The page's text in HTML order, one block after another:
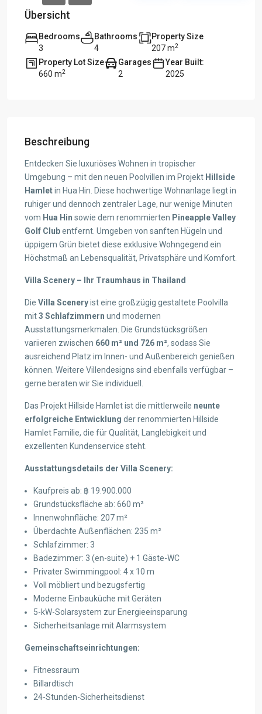
Übersicht
Bedrooms
3
Bathrooms
4
Property Size
207 m2
Property Lot Size
660 m2
Garages
2
Year Built:
2025
Beschreibung
Entdecken Sie luxuriöses Wohnen in tropischer
Umgebung – mit den neuen Poolvillen im Projekt Hillside
Hamletin Hua Hin. Diese hochwertige Wohnanlage liegt in
ruhiger und dennoch zentraler Lage, nur wenige Minuten
vom Hua Hin sowie dem renommierten Pineapple Valley
Golf Clubentfernt. Umgeben von sanften Hügeln und
üppigem Grün bietet diese exklusive Wohngegend ein
Höchstmaß an Lebensqualität, Privatsphäre und Komfort.
Villa Scenery – Ihr Traumhaus in Thailand
Die Villa Sceneryist eine großzügig gestaltete Poolvilla
mit3 Schlafzimmern und modernen
Ausstattungsmerkmalen. Die Grundstücksgrößen
variieren zwischen 660 m² und 726 m², sodass Sie
ausreichend Platz im Innen- und Außenbereich genießen
können. Weitere Villendesigns sind ebenfalls verfügbar –
gerne beraten wir Sie individuell.
Das Projekt Hillside Hamlet ist die mittlerweile neunte
erfolgreiche Entwicklung der renommierten Hillside
Hamlet Familie, die für Qualität, Langlebigkeit und
exzellenten Kundenservice steht.
Ausstattungsdetails der Villa Scenery:
Kaufpreis ab: ฿ 19.900.000
Grundstücksfläche ab: 660 m²
Innenwohnfläche: 207 m²
Überdachte Außenflächen: 235 m²
Schlafzimmer: 3
Badezimmer: 3 (en-suite) + 1 Gäste-WC
Privater Swimmingpool: 4 x 10 m
Voll möbliert und bezugsfertig
Moderne Einbauküche mit Geräten
5-kW-Solarsystem zur Energieeinsparung
Sicherheitsanlage mit Alarmsystem
Gemeinschaftseinrichtungen:
Fitnessraum
Billardtisch
24-Stunden-Sicherheitsdienst